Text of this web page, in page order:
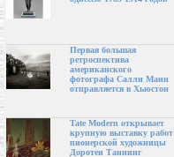
Первая большая
ретроспектива
американского
фотографа Салли Манн
отправляется в Хьюстон
Tate Modern открывает
крупную выставку работ
пионерской художницы
Доротеи Таннинг